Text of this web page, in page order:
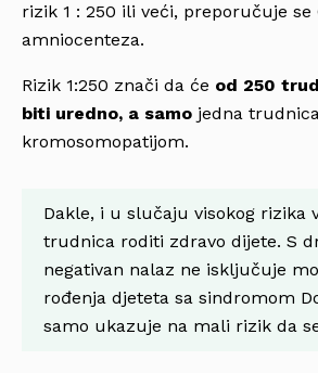
rizik 1 : 250 ili veći, preporučuje se
amniocenteza.
Rizik 1:250 znači da će od 250
biti uredno, a samo jedna
kromosomopatijom.
Dakle, i u slučaju visokog rizika
trudnica roditi zdravo dijete. S
negativan nalaz ne isključuje
rođenja djeteta sa sindromom
samo ukazuje na mali rizik da